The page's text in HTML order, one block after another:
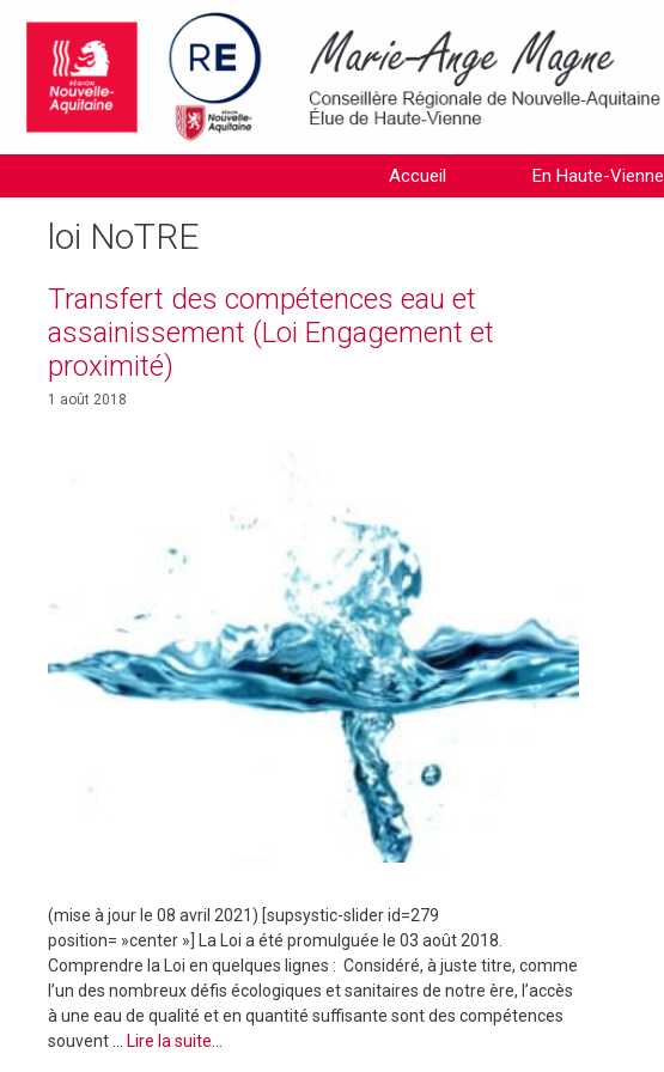
contenu
Accueil En Haute-Vienne
loi NoTRE
Transfert des compétences eau et
assainissement (Loi Engagement et
proximité)
1 août 2018
(mise à jour le 08 avril 2021) [supsystic-slider id=279
position= »center »] La Loi a été promulguée le 03 août 2018.
Comprendre la Loi en quelques lignes : Considéré, à juste titre, comme
l’un des nombreux défis écologiques et sanitaires de notre ère, l’accès
à une eau de qualité et en quantité suffisante sont des compétences
souvent … Lire la suite…